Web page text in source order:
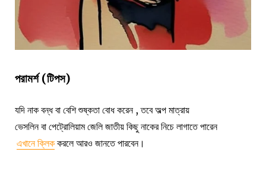
পরামর্শ (টিপস)
যদি নাক বন্ধ বা বেশি শুষ্কতা বোধ করেন , তবে অল্প মাত্রায়
ভেসলিন বা পেট্রোলিয়াম জেলি জাতীয় কিছু নাকের নিচে লাগাতে পারেন
এখানে ক্লিক করলে আরও জানতে পারবেন।